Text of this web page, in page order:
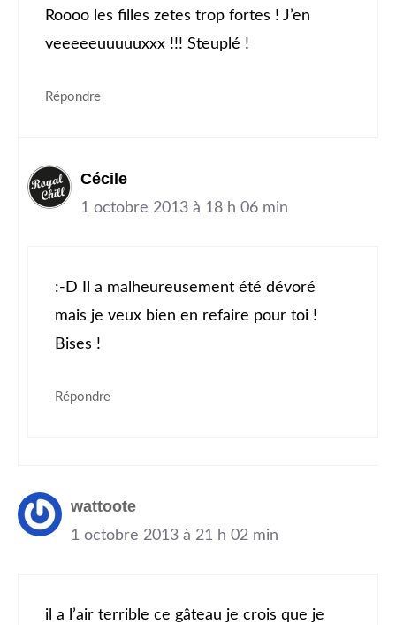
Roooo les filles zetes trop fortes ! J’en
veeeeeuuuuuxxx !!! Steuplé !
Répondre
Cécile
1 octobre 2013 à 18 h 06 min
:-D Il a malheureusement été dévoré
mais je veux bien en refaire pour toi !
Bises !
Répondre
wattoote
1 octobre 2013 à 21 h 02 min
il a l’air terrible ce gâteau je crois que je